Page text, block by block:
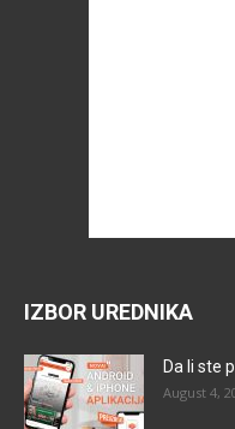
IZBOR UREDNIKA
Da li ste
August 4,